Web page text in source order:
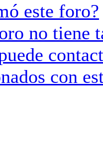
este foro?
no tiene
con